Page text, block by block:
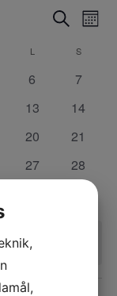
and
Sök
L S
0
6
0
7
0
13
0
14
0
20
0
21
0
evenemang
27
0
28
nästa kommande